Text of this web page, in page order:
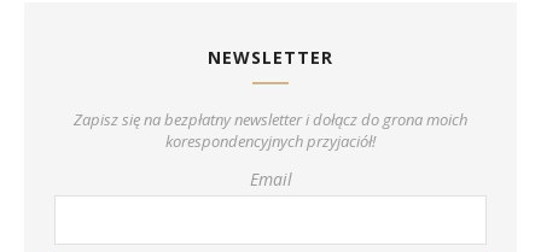
NEWSLETTER
Zapisz się na bezpłatny newsletter i dołącz do grona moich
korespondencyjnych przyjaciół!
Email